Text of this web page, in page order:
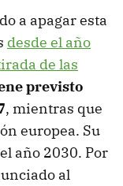
a apagar esta
desde el año
de las
previsto
, mientras que
europea. Su
año 2030. Por
al